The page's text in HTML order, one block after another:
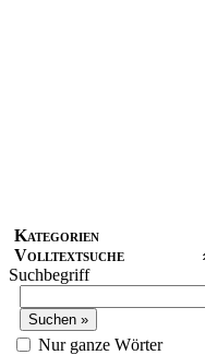
Kategorien
Volltextsuche
Suchbegriff
Nur ganze Wörter